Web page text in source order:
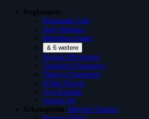
Regisseure:
Kōnosuke Uda
Junji Shimizu
Munehisa Sakai
& 6 weitere
Hiroaki Miyamoto
Toshinori Fukazawa
Tatsuya Nagamine
Kōhei Kureta
Aya Komaki
Satoshi Itō
Schauspieler:Mayumi Tanaka